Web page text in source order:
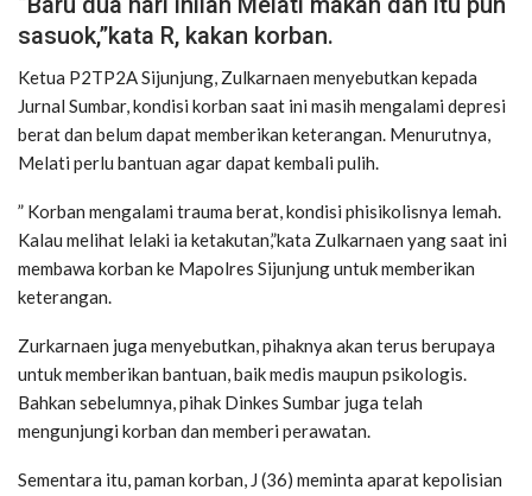
sasuok,”kata R, kakan korban.
Ketua P2TP2A Sijunjung, Zulkarnaen menyebutkan kepada
Jurnal Sumbar, kondisi korban saat ini masih mengalami depresi
berat dan belum dapat memberikan keterangan. Menurutnya,
Melati perlu bantuan agar dapat kembali pulih.
” Korban mengalami trauma berat, kondisi phisikolisnya lemah.
Kalau melihat lelaki ia ketakutan,”kata Zulkarnaen yang saat ini
membawa korban ke Mapolres Sijunjung untuk memberikan
keterangan.
Zurkarnaen juga menyebutkan, pihaknya akan terus berupaya
untuk memberikan bantuan, baik medis maupun psikologis.
Bahkan sebelumnya, pihak Dinkes Sumbar juga telah
mengunjungi korban dan memberi perawatan.
Sementara itu, paman korban, J (36) meminta aparat kepolisian